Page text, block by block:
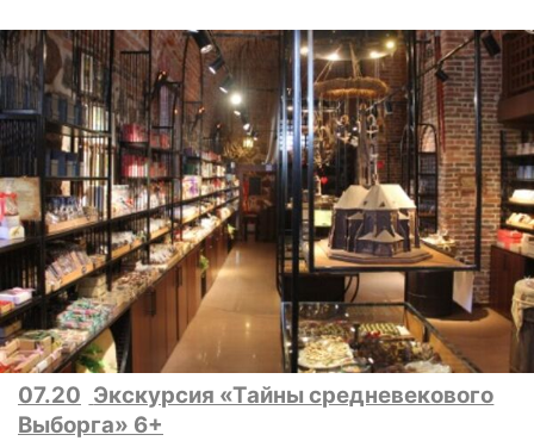
07.20 Экскурсия «Тайны средневекового
Выборга» 6+